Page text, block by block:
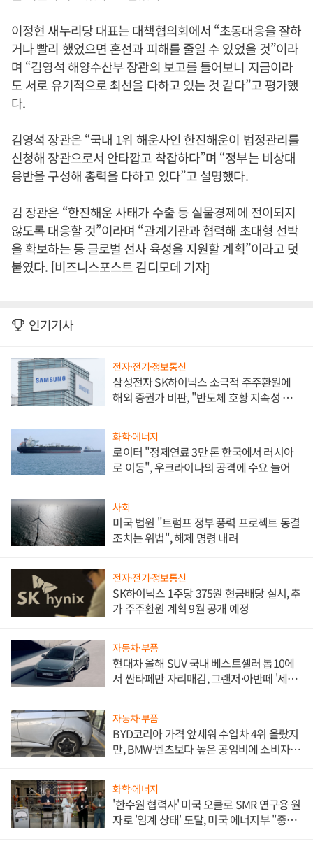
이정현 새누리당 대표는 대책협의회에서 “초동대응을 잘하
거나 빨리 했었으면 혼선과 피해를 줄일 수 있었을 것”이라
며 “김영석 해양수산부 장관의 보고를 들어보니 지금이라
도 서로 유기적으로 최선을 다하고 있는 것 같다”고 평가했
다.
김영석 장관은 “국내 1위 해운사인 한진해운이 법정관리를
신청해 장관으로서 안타깝고 착잡하다”며 “정부는 비상대
응반을 구성해 총력을 다하고 있다”고 설명했다.
김 장관은 “한진해운 사태가 수출 등 실물경제에 전이되지
않도록 대응할 것”이라며 “관계기관과 협력해 초대형 선박
을 확보하는 등 글로벌 선사 육성을 지원할 계획”이라고 덧
붙였다. [비즈니스포스트 김디모데 기자]
인기기사
전자·전기·정보통신
삼성전자 SK하이닉스 소극적 주주환원에
해외 증권가 비판, "반도체 호황 지속성 의
화학·에너지
로이터 "정제연료 3만 톤 한국에서 러시아
로 이동", 우크라이나의 공격에 수요 늘어
사회
미국 법원 "트럼프 정부 풍력 프로젝트 동결
조치는 위법", 해제 명령 내려
전자·전기·정보통신
SK하이닉스 1주당 375원 현금배당 실시, 추
가 주주환원 계획 9월 공개 예정
자동차·부품
현대차 올해 SUV 국내 베스트셀러 톱10에
서 싼타페만 자리매김, 그랜저·아반떼 '세단
자동차·부품
BYD코리아 가격 앞세워 수입차 4위 올랐지
만, BMW·벤츠보다 높은 공임비에 소비자
화학·에너지
'한수원 협력사' 미국 오클로 SMR 연구용 원
자로 '임계 상태' 도달, 미국 에너지부 "중요